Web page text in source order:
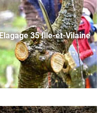
Elagage 35 Ille-et-Vilaine